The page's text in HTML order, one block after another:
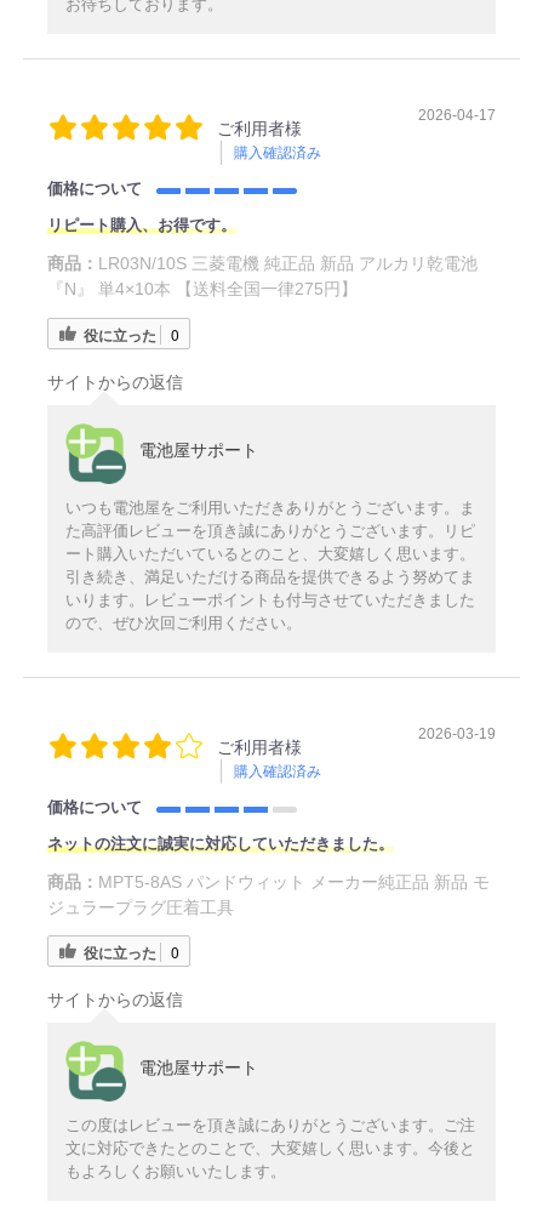
お待ちしております。
ご利用者様
購入確認済み
2026-04-17
価格について
リピート購入、お得です。
商品： LR03N/10S 三菱電機 純正品 新品 アルカリ乾電池
『N』 単4×10本 【送料全国一律275円】
役に立った 0
サイトからの返信
電池屋サポート
いつも電池屋をご利用いただきありがとうございます。ま
た高評価レビューを頂き誠にありがとうございます。リピ
ート購入いただいているとのこと、大変嬉しく思います。
引き続き、満足いただける商品を提供できるよう努めてま
いります。レビューポイントも付与させていただきました
ので、ぜひ次回ご利用ください。
ご利用者様
購入確認済み
2026-03-19
価格について
ネットの注文に誠実に対応していただきました。
商品： MPT5-8AS パンドウィット メーカー純正品 新品 モ
ジュラープラグ圧着工具
役に立った 0
サイトからの返信
電池屋サポート
この度はレビューを頂き誠にありがとうございます。ご注
文に対応できたとのことで、大変嬉しく思います。今後と
もよろしくお願いいたします。